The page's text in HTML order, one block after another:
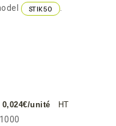
STIK50 .
0,024€/unité HT